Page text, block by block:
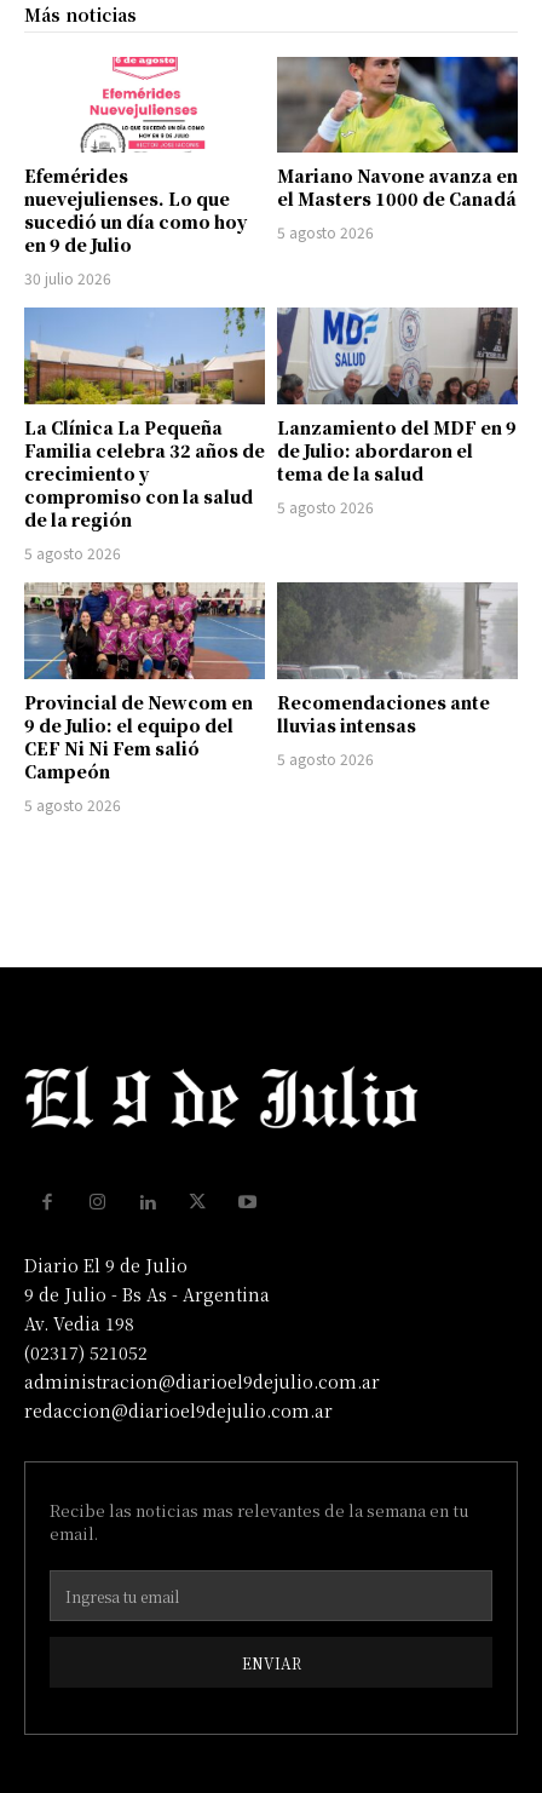
Más noticias
Efemérides
nuevejulienses. Lo que
sucedió un día como hoy
en 9 de Julio
30 julio 2026
Mariano Navone avanza en
el Masters 1000 de Canadá
5 agosto 2026
La Clínica La Pequeña
Familia celebra 32 años de
crecimiento y
compromiso con la salud
de la región
5 agosto 2026
Lanzamiento del MDF en 9
de Julio: abordaron el
tema de la salud
5 agosto 2026
Provincial de Newcom en
9 de Julio: el equipo del
CEF Ni Ni Fem salió
Campeón
5 agosto 2026
Recomendaciones ante
lluvias intensas
5 agosto 2026
Diario El 9 de Julio
9 de Julio - Bs As - Argentina
Av. Vedia 198
(02317) 521052
administracion@diarioel9dejulio.com.ar
redaccion@diarioel9dejulio.com.ar
Recibe las noticias mas relevantes de la semana en tu
email.
ENVIAR